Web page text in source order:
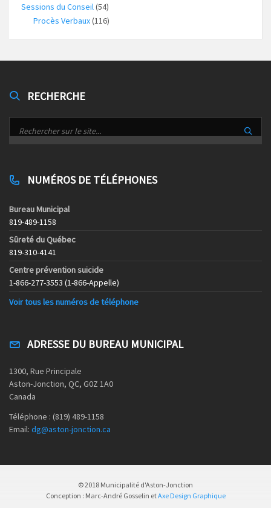
Sessions du Conseil(54)
Procès Verbaux(116)
RECHERCHE
NUMÉROS DE TÉLÉPHONES
Bureau Municipal
819-489-1158
Sûreté du Québec
819-310-4141
Centre prévention suicide
1-866-277-3553 (1-866-Appelle)
Voir tous les numéros de téléphone
ADRESSE DU BUREAU MUNICIPAL
1300, Rue Principale
Aston-Jonction, QC, G0Z 1A0
Canada
Téléphone : (819) 489-1158
Email: dg@aston-jonction.ca
© 2018 Municipalité d'Aston-Jonction
Conception : Marc-André Gosselin etAxe Design Graphique